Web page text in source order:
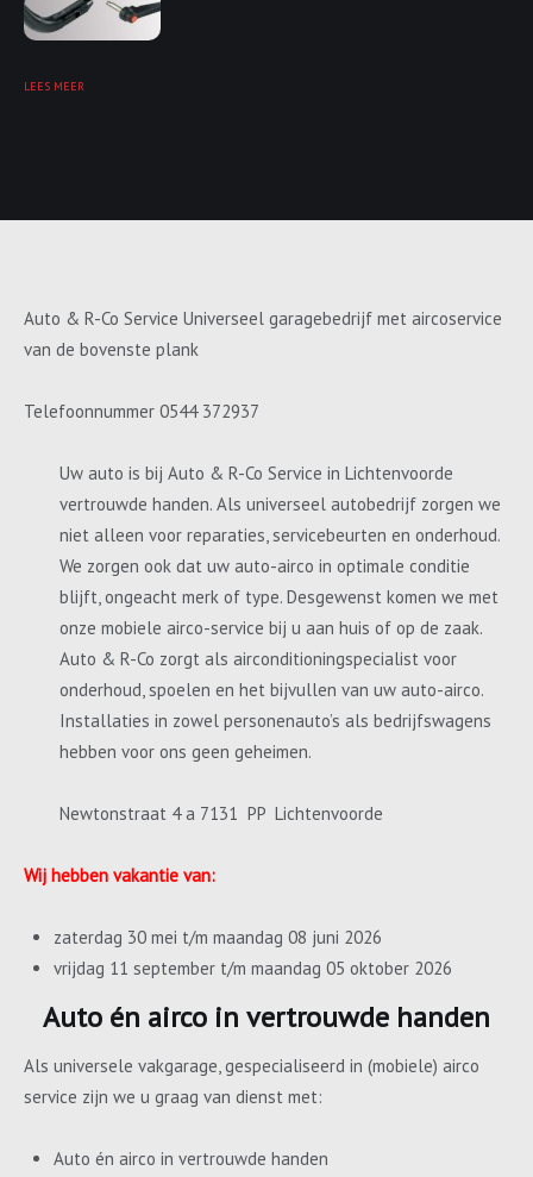
LEES MEER
Auto & R-Co Service Universeel garagebedrijf met aircoservice
van de bovenste plank
Telefoonnummer 0544 372937
Uw auto is bij Auto & R-Co Service in Lichtenvoorde
vertrouwde handen. Als universeel autobedrijf zorgen we
niet alleen voor reparaties, servicebeurten en onderhoud.
We zorgen ook dat uw auto-airco in optimale conditie
blijft, ongeacht merk of type. Desgewenst komen we met
onze mobiele airco-service bij u aan huis of op de zaak.
Auto & R-Co zorgt als airconditioningspecialist voor
onderhoud, spoelen en het bijvullen van uw auto-airco.
Installaties in zowel personenauto’s als bedrijfswagens
hebben voor ons geen geheimen.
Newtonstraat 4 a 7131 PP Lichtenvoorde
Wij hebben vakantie van:
zaterdag 30 mei t/m maandag 08 juni 2026
vrijdag 11 september t/m maandag 05 oktober 2026
Auto én airco in vertrouwde handen
Als universele vakgarage, gespecialiseerd in (mobiele) airco
service zijn we u graag van dienst met:
Auto én airco in vertrouwde handen